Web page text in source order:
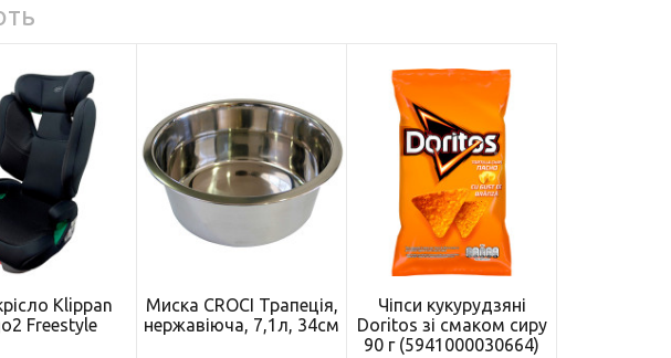
Klippan
Freestyle
Миска CROCI Трапеція,
нержавіюча, 7,1л, 34см
Чіпси кукурудзяні
Doritos зі смаком сиру
90 г (5941000030664)